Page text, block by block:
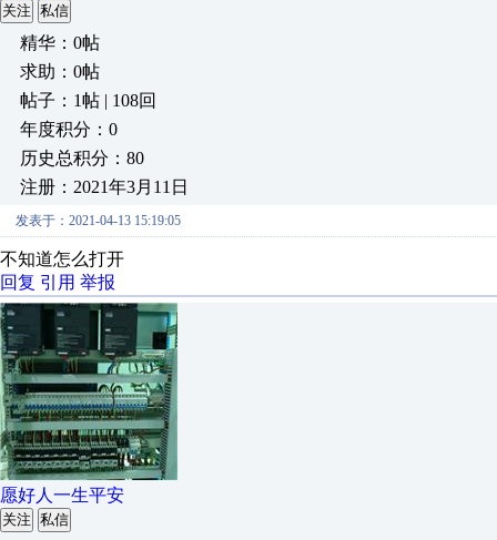
关注 私信
精华：0帖
求助：0帖
帖子：1帖 | 108回
年度积分：0
历史总积分：80
注册：2021年3月11日
发表于：2021-04-13 15:19:05
不知道怎么打开
回复 引用 举报
愿好人一生平安
关注 私信